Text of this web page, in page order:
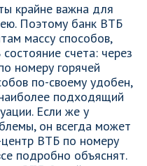
крайне важна для
Поэтому банк ВТБ
массу способов,
счета: через
номеру горячей
по-своему удобен,
подходящий
Если же у
он всегда может
ВТБ по номеру
подробно объяснят.